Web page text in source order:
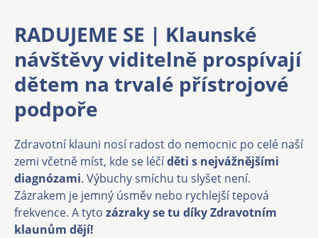
RADUJEME SE | Klaunské
návštěvy viditelně prospívají
dětem na trvalé přístrojové
podpoře
Zdravotní klauni nosí radost do nemocnic po celé naší
zemi včetně míst, kde se léčíděti s nejvážnějšími
diagnózami. Výbuchy smíchu tu slyšet není.
Zázrakem je jemný úsměv nebo rychlejší tepová
frekvence. A tyto zázraky se tu díky Zdravotním
klaunům dějí!